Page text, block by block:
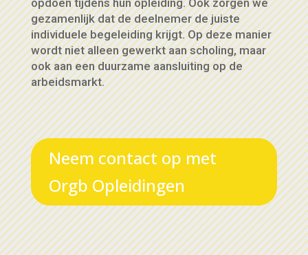
gezamenlijk dat de deelnemer de juiste
individuele begeleiding krijgt. Op deze manier
wordt niet alleen gewerkt aan scholing, maar
ook aan een duurzame aansluiting op de
arbeidsmarkt.
Neem contact op met
Orgb Opleidingen